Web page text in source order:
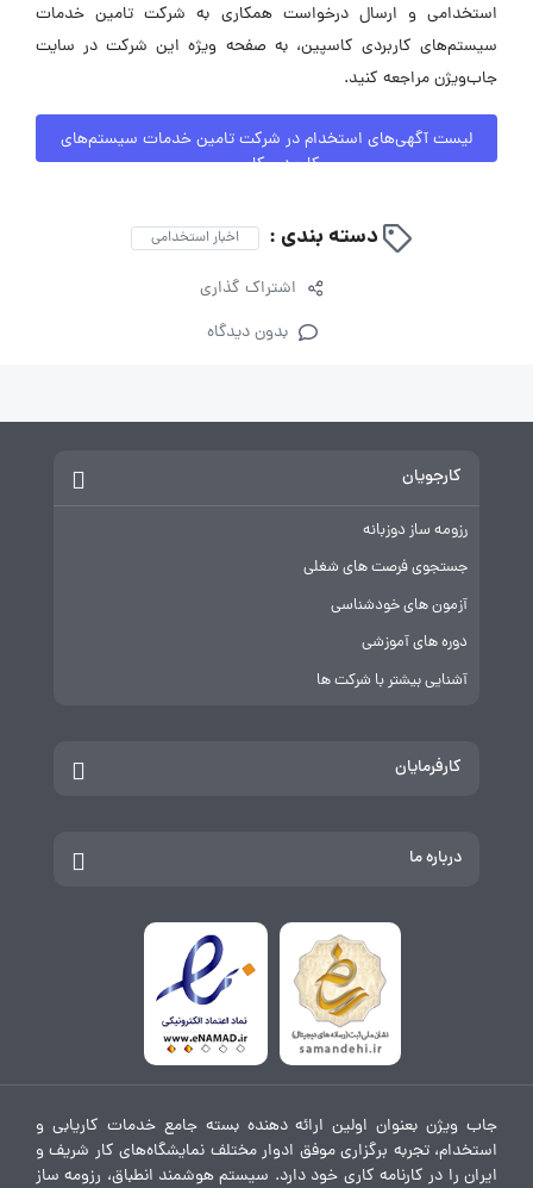
استخدامی و ارسال درخواست همکاری به شرکت تامین خدمات
سیستم‌های کاربردی کاسپین، به صفحه ویژه این شرکت در سایت
جاب‌ویژن مراجعه کنید.
لیست آگهی‌های استخدام در شرکت تامین خدمات سیستم‌های
کاربردی کاسپین
دسته بندی : اخبار استخدامی
اشتراک گذاری
بدون دیدگاه
کارجویان
رزومه ساز دوزبانه
جستجوی فرصت های شغلی
آزمون های خودشناسی
دوره های آموزشی
آشنایی بیشتر با شرکت ها
کارفرمایان
درباره ما
جاب ویژن بعنوان اولین ارائه دهنده بسته جامع خدمات کاریابی و
استخدام، تجربه برگزاری موفق ادوار مختلف نمایشگاه‌های کار شریف و
ایران را در کارنامه کاری خود دارد. سیستم هوشمند انطباق، رزومه ساز